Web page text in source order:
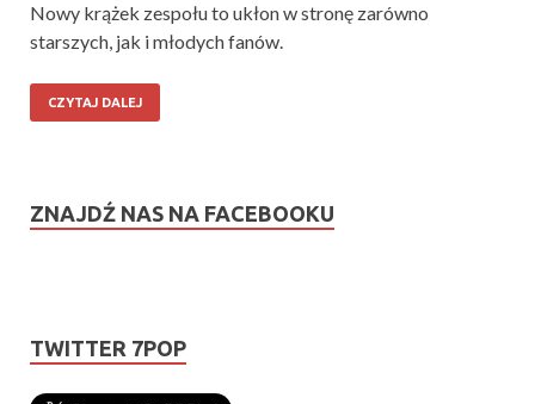
Nowy krążek zespołu to ukłon w stronę zarówno
starszych, jak i młodych fanów.
CZYTAJ DALEJ
ZNAJDŹ NAS NA FACEBOOKU
TWITTER 7POP